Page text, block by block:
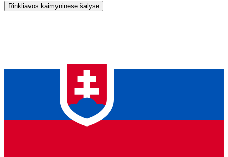
Rinkliavos kaimyninėse šalyse